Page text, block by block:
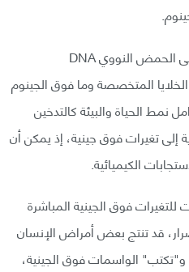
كما يمكن للواسمات الكيميائية على الحمض النووي DNA
المتخصصة وما فوق الجينوم
الحياة والبيئة كالتدخين
إلى تغيرات فوق جينية، إذ يمكن أن
الكيميائية.
فوق الجينية المباشرة
قد تنتج بعض أمراض الإنسان
و"تكتب" الواسمات فوق الجينية،